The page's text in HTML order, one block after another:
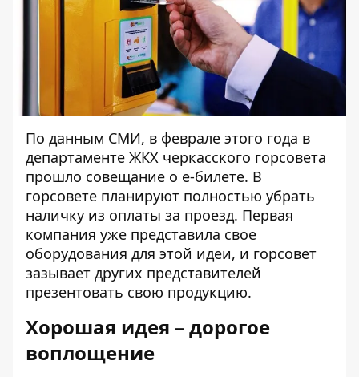
По данным СМИ, в феврале этого года в
департаменте ЖКХ черкасского горсовета
прошло совещание о е-билете. В
горсовете планируют полностью убрать
наличку из оплаты за проезд. Первая
компания уже представила свое
оборудования для этой идеи, и горсовет
зазывает других представителей
презентовать свою продукцию.
Хорошая идея – дорогое
воплощение